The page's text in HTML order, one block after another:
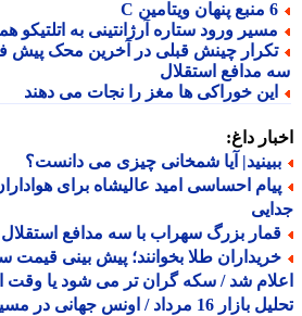
ورود ستاره آرژانتینی به اتلتیکو
چینش قبلی در آخرین محک پیش
مدافع استقلال
خوراکی ها مغز را نجات می دهند
داغ:
آیا شمخانی چیزی می دانست؟
احساسی امید عالیشاه برای هواداران
بزرگ سهراب با سه مدافع استقلال
طلا بخوانند؛ پیش بینی قیمت سکه
شد / سکه گران تر می شود یا وقت
تحلیل بازار 16 مرداد / اونس جهانی در